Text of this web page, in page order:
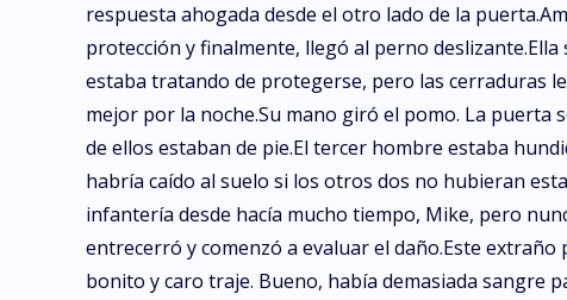
respuesta ahogada desde el otro lado de la
protección y finalmente, llegó al perno
estaba tratando de protegerse, pero las cerraduras
mejor por la noche.Su mano giró el pomo. La
de ellos estaban de pie.El tercer hombre estaba
habría caído al suelo si los otros dos no hubieran
infantería desde hacía mucho tiempo, Mike, pero
entrecerró y comenzó a evaluar el daño.Este
bonito y caro traje. Bueno, había demasiada sangre